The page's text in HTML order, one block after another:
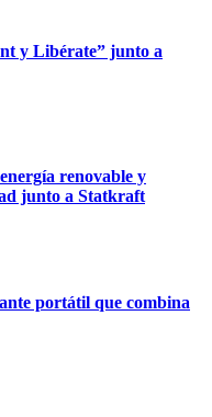
y Libérate” junto a
renovable y
junto a Statkraft
portátil que combina